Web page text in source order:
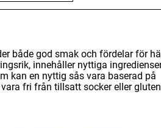
både god smak och fördelar för
innehåller nyttiga
kan en nyttig sås vara baserad på
fri från tillsatt socker eller